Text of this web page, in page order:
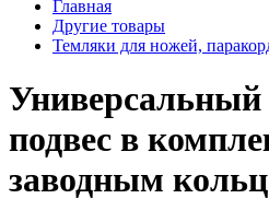
Главная
Другие товары
Темляки для ножей,
Универсальный
подвес в
заводным